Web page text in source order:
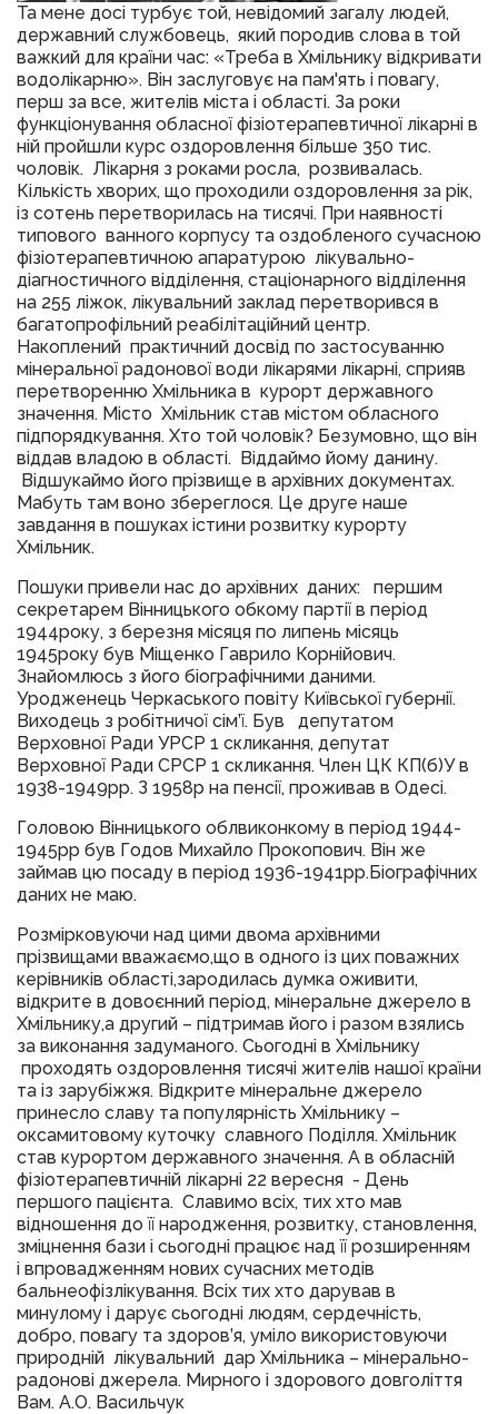
Та мене досі турбує той, невідомий загалу людей,
державний службовець, який породив слова в той
важкий для країни час: «Треба в Хмільнику відкривати
водолікарню». Він заслуговує на пам'ять і повагу,
перш за все, жителів міста і області. За роки
функціонування обласної фізіотерапевтичної лікарні в
ній пройшли курс оздоровлення більше 350 тис.
чоловік. Лікарня з роками росла, розвивалась.
Кількість хворих, що проходили оздоровлення за рік,
із сотень перетворилась на тисячі. При наявності
типового ванного корпусу та оздобленого сучасною
фізіотерапевтичною апаратурою лікувально-
діагностичного відділення, стаціонарного відділення
на 255 ліжок, лікувальний заклад перетворився в
багатопрофільний реабілітаційний центр.
Накоплений практичний досвід по застосуванню
мінеральної радонової води лікарями лікарні, сприяв
перетворенню Хмільника в курорт державного
значення. Місто Хмільник став містом обласного
підпорядкування. Хто той чоловік? Безумовно, що він
віддав владою в області. Віддаймо йому данину.
Відшукаймо його прізвище в архівних документах.
Мабуть там воно збереглося. Це друге наше
завдання в пошуках істини розвитку курорту
Хмільник.
Пошуки привели нас до архівних даних: першим
секретарем Вінницького обкому партії в період
1944року, з березня місяця по липень місяць
1945року був Міщенко Гаврило Корнійович.
Знайомлюсь з його біографічними даними.
Уродженець Черкаського повіту Київської губернії.
Виходець з робітничої сім’ї. Був депутатом
Верховної Ради УРСР 1 скликання, депутат
Верховної Ради СРСР 1 скликання. Член ЦК КП(б)У в
1938-1949рр. З 1958р на пенсії, проживав в Одесі.
Головою Вінницького облвиконкому в період 1944-
1945рр був Годов Михайло Прокопович. Він же
займав цю посаду в період 1936-1941рр.Біографічних
даних не маю.
Розмірковуючи над цими двома архівними
прізвищами вважаємо,що в одного із цих поважних
керівників області,зародилась думка оживити,
відкрите в довоєнний період, мінеральне джерело в
Хмільнику,а другий – підтримав його і разом взялись
за виконання задуманого. Сьогодні в Хмільнику
проходять оздоровлення тисячі жителів нашої країни
та із зарубіжжя. Відкрите мінеральне джерело
принесло славу та популярність Хмільнику –
оксамитовому куточку славного Поділля. Хмільник
став курортом державного значення. А в обласній
фізіотерапевтичній лікарні 22 вересня - День
першого пацієнта. Славимо всіх, тих хто мав
відношення до її народження, розвитку, становлення,
зміцнення бази і сьогодні працює над її розширенням
і впровадженням нових сучасних методів
бальнеофізлікування. Всіх тих хто дарував в
минулому і дарує сьогодні людям, сердечність,
добро, повагу та здоров’я, уміло використовуючи
природній лікувальний дар Хмільника – мінерально-
радонові джерела. Мирного і здорового довголіття
Вам. А.О. Васильчук